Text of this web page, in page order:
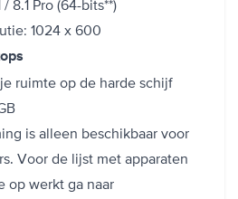
8.1 Pro (64-bits**)
1024 x 600
ruimte op de harde schijf
is alleen beschikbaar voor
Voor de lijst met apparaten
op werkt ga naar